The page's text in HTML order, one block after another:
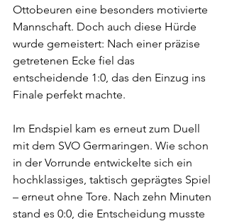
Ottobeuren eine besonders motivierte
Mannschaft. Doch auch diese Hürde
wurde gemeistert: Nach einer präzise
getretenen Ecke fiel das
entscheidende 1:0, das den Einzug ins
Finale perfekt machte.
Im Endspiel kam es erneut zum Duell
mit dem SVO Germaringen. Wie schon
in der Vorrunde entwickelte sich ein
hochklassiges, taktisch geprägtes Spiel
– erneut ohne Tore. Nach zehn Minuten
stand es 0:0, die Entscheidung musste